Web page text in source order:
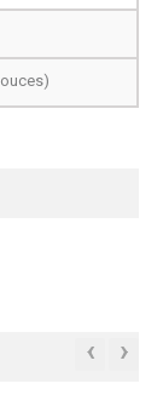
‹ ›